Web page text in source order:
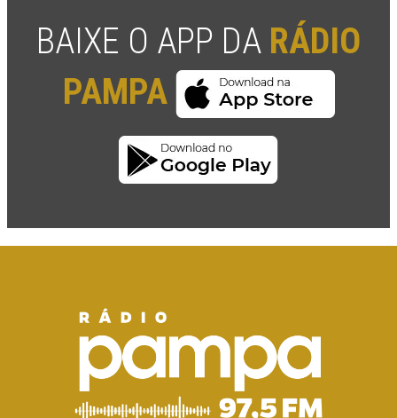
BAIXE O APP DA RÁDIO
PAMPA